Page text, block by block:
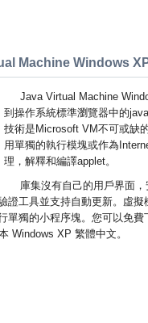
Machine Windows
Java Virtual Machine
到操作系統標準瀏覽器中的
技術是Microsoft VM不可或缺
用單獨的執行模塊或作為
理，解釋和編譯applet。
庫集沒有自己的用戶界面
證工具並支持自動更新。虛擬
單獨的小程序塊。您可以免費
Windows XP 繁體中文。